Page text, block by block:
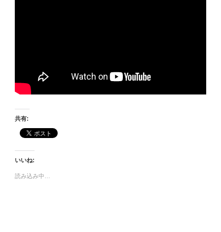
共有:
いいね:
読み込み中…